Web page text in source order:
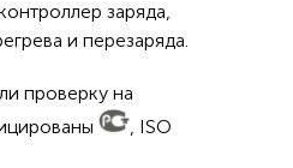
заряда,
и перезаряда.
проверку на
, ISO